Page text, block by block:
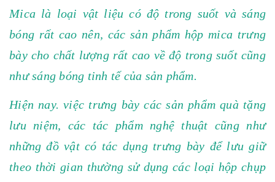
Mica là loại vật liệu có độ trong suốt và sáng
bóng rất cao nên, các sản phẩm hộp mica trưng
bày cho chất lượng rất cao về độ trong suốt cũng
như sáng bóng tinh tế của sản phẩm.
Hiện nay. việc trưng bày các sản phẩm quà tặng
lưu niệm, các tác phẩm nghệ thuật cũng như
những đồ vật có tác dụng trưng bày để lưu giữ
theo thời gian thường sử dụng các loại hộp chụp